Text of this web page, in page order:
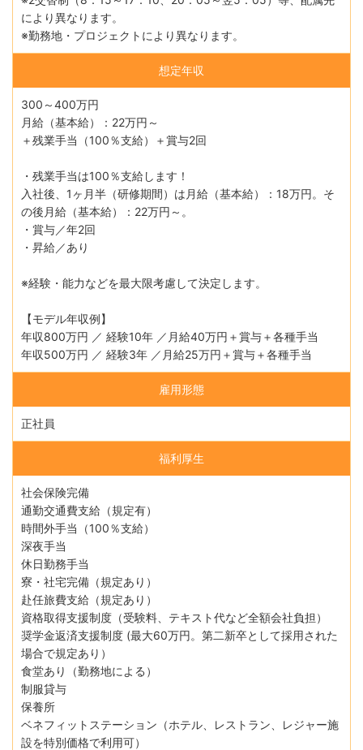
により異なります。
※勤務地・プロジェクトにより異なります。
想定年収
300～400万円
月給（基本給）：22万円～
＋残業手当（100％支給）＋賞与2回
・残業手当は100％支給します！
入社後、1ヶ月半（研修期間）は月給（基本給）：18万円。そ
の後月給（基本給）：22万円～。
・賞与／年2回
・昇給／あり
※経験・能力などを最大限考慮して決定します。
【モデル年収例】
年収800万円 ／ 経験10年 ／月給40万円＋賞与＋各種手当
年収500万円 ／ 経験3年 ／月給25万円＋賞与＋各種手当
雇用形態
正社員
福利厚生
社会保険完備
通勤交通費支給（規定有）
時間外手当（100％支給）
深夜手当
休日勤務手当
寮・社宅完備（規定あり）
赴任旅費支給（規定あり）
資格取得支援制度（受験料、テキスト代など全額会社負担）
奨学金返済支援制度 (最大60万円。第二新卒として採用された
場合で規定あり）
食堂あり（勤務地による）
制服貸与
保養所
ベネフィットステーション（ホテル、レストラン、レジャー施
設を特別価格で利用可）